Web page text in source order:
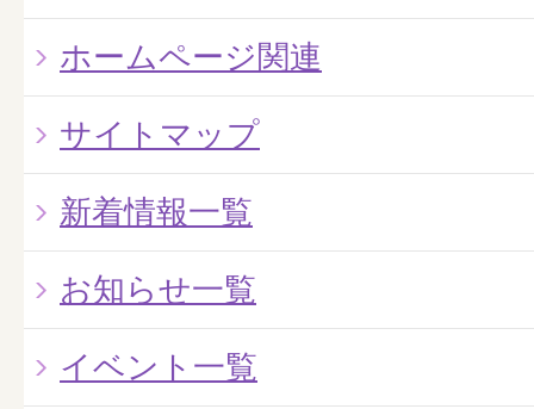
ホームページ関連
サイトマップ
新着情報一覧
お知らせ一覧
イベント一覧